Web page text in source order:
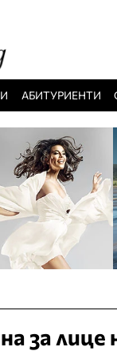
АБИТУРИЕНТИ
за лице